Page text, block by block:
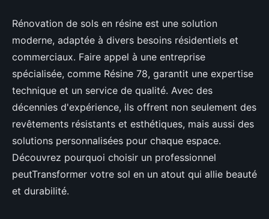
Rénovation de sols : faites
confiance à une entreprise de
résine
Faustine•24 février 2025• 5 min de lecture
Rénovation de sols en résine est une solution
moderne, adaptée à divers besoins résidentiels et
commerciaux. Faire appel à une entreprise
spécialisée, comme Résine 78, garantit une expertise
technique et un service de qualité. Avec des
décennies d'expérience, ils offrent non seulement des
revêtements résistants et esthétiques, mais aussi des
solutions personnalisées pour chaque espace.
Découvrez pourquoi choisir un professionnel
peutTransformer votre sol en un atout qui allie beauté
et durabilité.